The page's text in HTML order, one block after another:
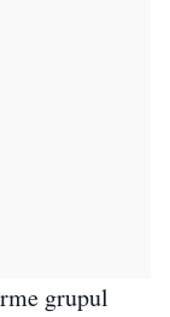
grupul